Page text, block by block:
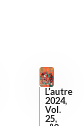
L’autre
2024,
Vol.
25,